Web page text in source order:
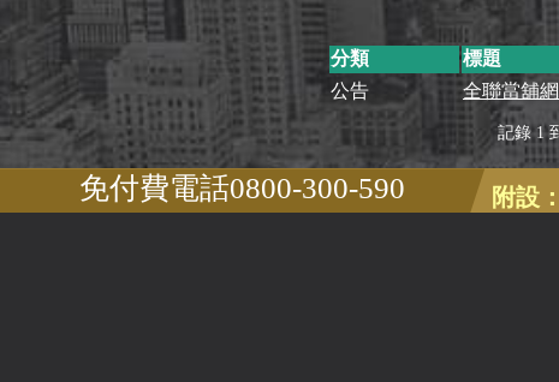
分類 標題
公告
全聯當舖
記錄 1
免付費電話0800-300-590 附設